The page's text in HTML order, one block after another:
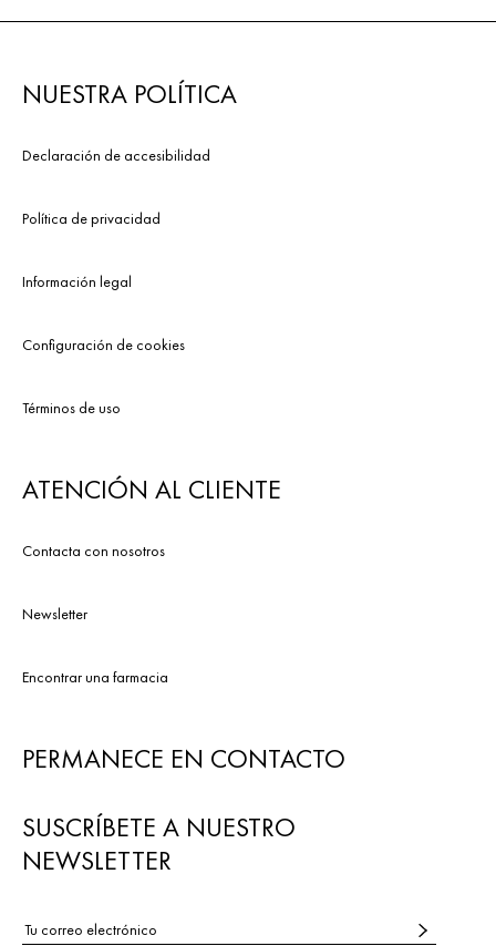
NUESTRA POLÍTICA
Declaración de accesibilidad
Política de privacidad
Información legal
Configuración de cookies
Términos de uso
ATENCIÓN AL CLIENTE
Contacta con nosotros
Newsletter
Encontrar una farmacia
PERMANECE EN CONTACTO
SUSCRÍBETE A NUESTRO
NEWSLETTER